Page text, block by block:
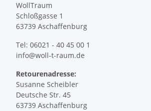
WollTraum
Schloßgasse 1
63739 Aschaffenburg
Tel: 06021 - 40 45 00 1
info@woll-t-raum.de
Retourenadresse:
Susanne Scheibler
Deutsche Str. 45
63739 Aschaffenburg